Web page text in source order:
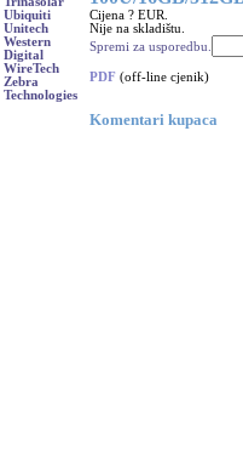
Ubiquiti
Unitech
Western
Digital
WireTech
Zebra
Technologies
Cijena ? EUR.
Nije na skladištu.
Spremi za usporedbu.
PDF (off-line cjenik)
Komentari kupaca